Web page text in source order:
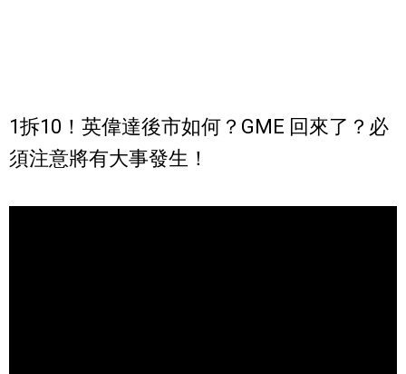
1拆10！英偉達後市如何？GME 回來了？必
須注意將有大事發生！